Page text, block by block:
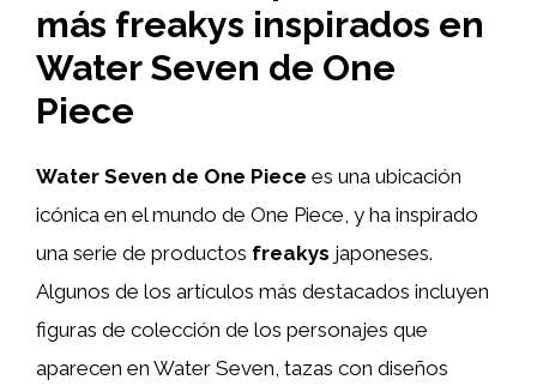
más freakys inspirados en
Water Seven de One
Piece
Water Seven de One Piece es una ubicación
icónica en el mundo de One Piece, y ha inspirado
una serie de productos freakys japoneses.
Algunos de los artículos más destacados incluyen
figuras de colección de los personajes que
aparecen en Water Seven, tazas con diseños